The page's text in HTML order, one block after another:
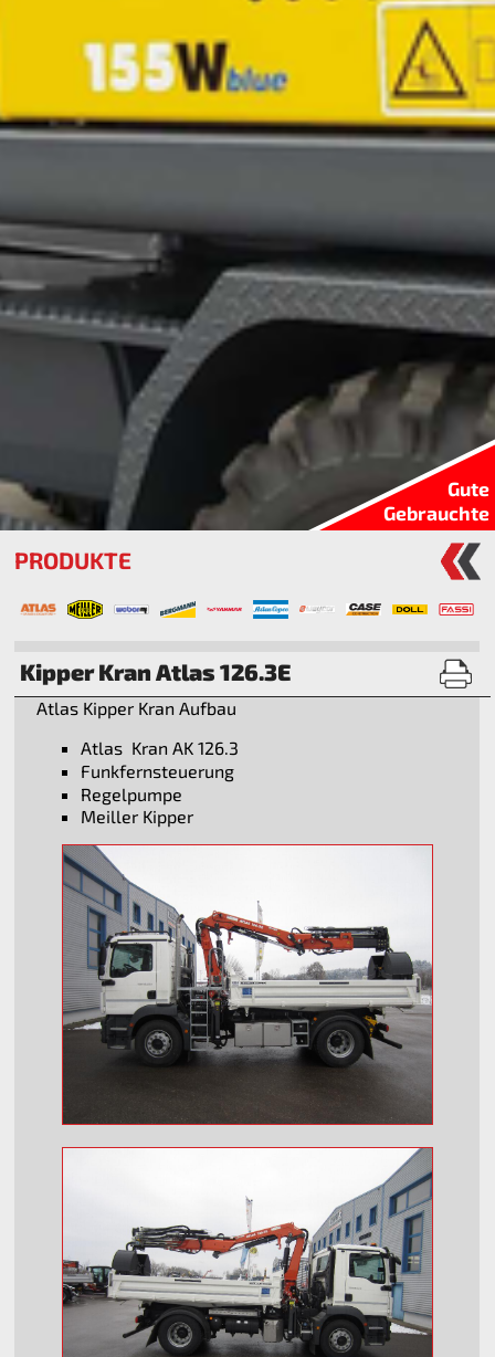
Gute
Gebrauchte
PRODUKTE
Kipper Kran Atlas 126.3E
Atlas Kipper Kran Aufbau
Atlas Kran AK 126.3
Funkfernsteuerung
Regelpumpe
Meiller Kipper